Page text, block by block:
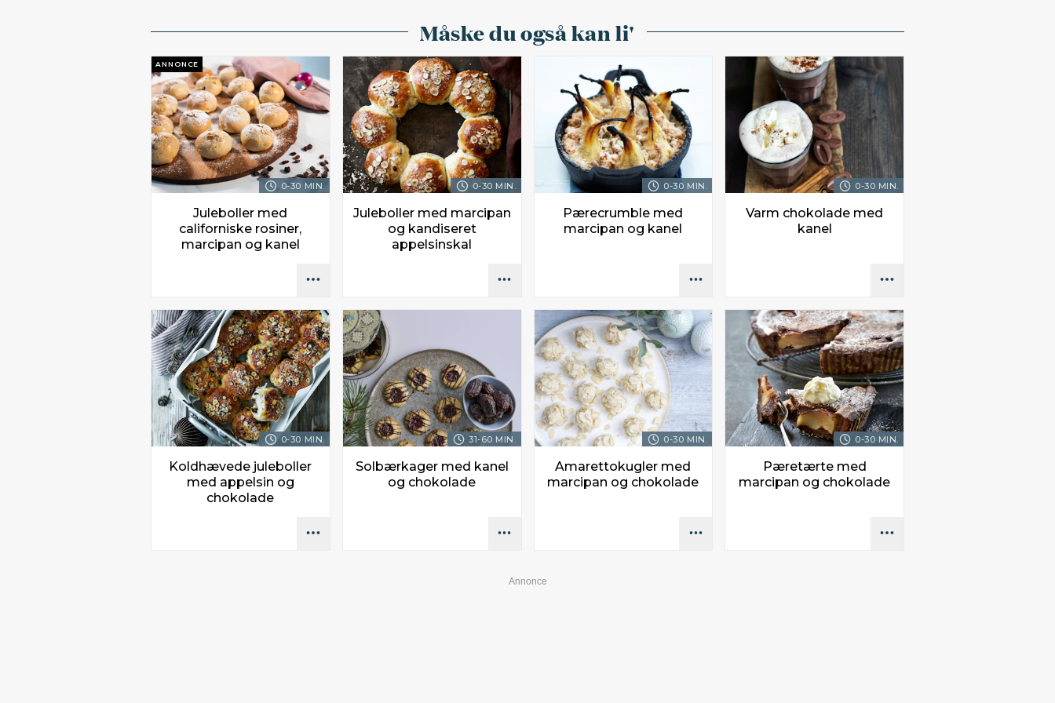
Måske du også kan li'
0-30 MIN.
ANNONCE
Juleboller med
californiske rosiner,
marcipan og kanel
0-30 MIN.
Juleboller med marcipan
og kandiseret
appelsinskal
0-30 MIN.
Pærecrumble med
marcipan og kanel
0-30 MIN.
Varm chokolade med
kanel
0-30 MIN.
Koldhævede juleboller
med appelsin og
chokolade
31-60 MIN.
Solbærkager med kanel
og chokolade
0-30 MIN.
Amarettokugler med
marcipan og chokolade
0-30 MIN.
Pæretærte med
marcipan og chokolade